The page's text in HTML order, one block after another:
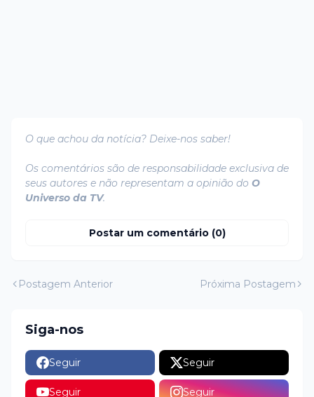
O que achou da notícia? Deixe-nos saber!
Os comentários são de responsabilidade exclusiva de
seus autores e não representam a opinião do O
Universo da TV.
Postar um comentário (0)
Postagem Anterior Próxima Postagem
Siga-nos
Seguir Seguir
Seguir Seguir